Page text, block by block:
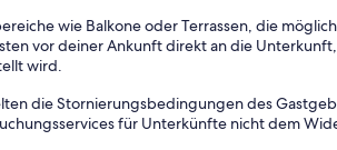
wie Balkone oder Terrassen, die
vor deiner Ankunft direkt an die
wird.
die Stornierungsbedingungen des
für Unterkünfte nicht dem